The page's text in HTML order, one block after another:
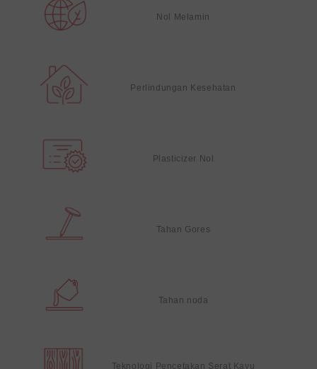
Nol Melamin
Perlindungan Kesehatan
Plasticizer Nol
Tahan Gores
Tahan noda
Teknologi Pencetakan Serat Kayu